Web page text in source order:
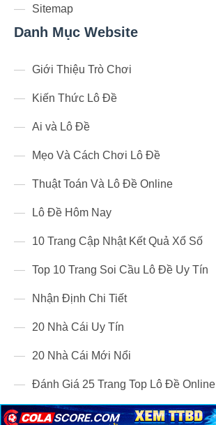
Sitemap
Danh Mục Website
Giới Thiệu Trò Chơi
Kiến Thức Lô Đề
Ai và Lô Đề
Mẹo Và Cách Chơi Lô Đề
Thuật Toán Và Lô Đề Online
Lô Đề Hôm Nay
10 Trang Cập Nhật Kết Quả Xổ Số
Top 10 Trang Soi Cầu Lô Đề Uy Tín
Nhận Định Chi Tiết
20 Nhà Cái Uy Tín
20 Nhà Cái Mới Nổi
Đánh Giá 25 Trang Top Lô Đề Online